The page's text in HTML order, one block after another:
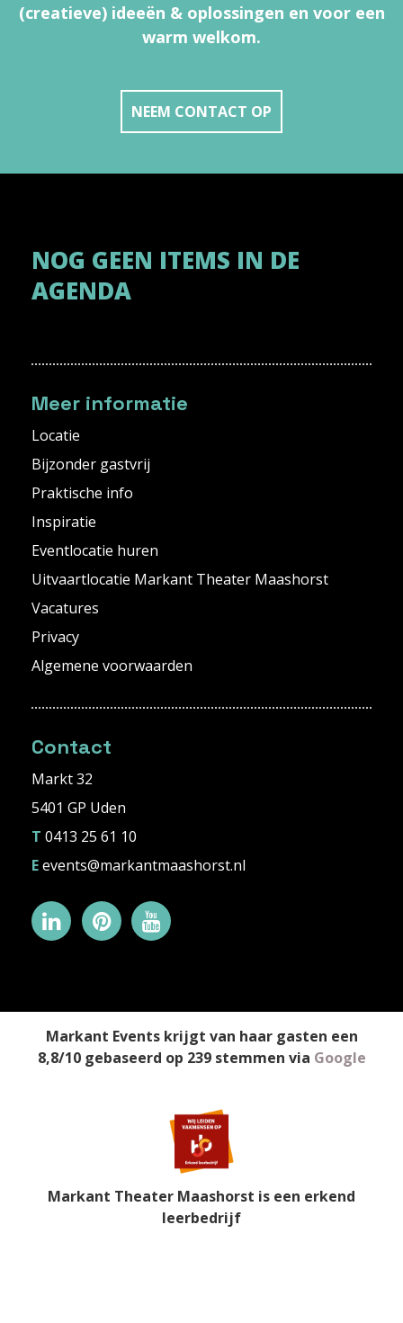
(creatieve) ideeën & oplossingen en voor een
warm welkom.
NEEM CONTACT OP
NOG GEEN ITEMS IN DE
AGENDA
Meer informatie
Locatie
Bijzonder gastvrij
Praktische info
Inspiratie
Eventlocatie huren
Uitvaartlocatie Markant Theater Maashorst
Vacatures
Privacy
Algemene voorwaarden
Contact
Markt 32
5401 GP Uden
T 0413 25 61 10
Eevents@markantmaashorst.nl
Markant Eventskrijgt van haar gasten een
8,8/10gebaseerd op 239stemmen via Google
Markant Theater Maashorst is een erkend
leerbedrijf